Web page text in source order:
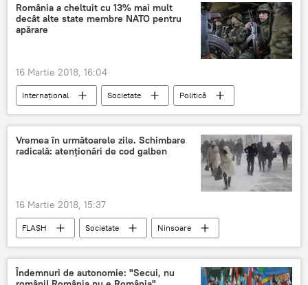
Gavin Williamson
MAE al Rusiei
replică
declarații
Criza în relațiile dintre Marea Britanie și Rusia. Cazul Skripal
România a cheltuit cu 13% mai mult
decât alte state membre NATO pentru
apărare
16 Martie 2018, 16:04
Internaţional Societate
Politică
Mihai Fifor
NATO
Apărare
cheltuieli militare
România
Vremea în următoarele zile. Schimbare
radicală: atenţionări de cod galben
16 Martie 2018, 15:37
FLASH Societate
Ninsoare
Lapoviță
ploi
prognoză
România
Meteo Vremea
Îndemnuri de autonomie: "Secui, nu